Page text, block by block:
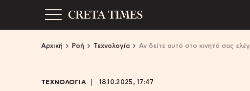
Αρχική Ροή Τεχνολογία Αν δείτε αυτό στο κινητό σας
ΤΕΧΝΟΛΟΓΙΑ 18.10.2025, 17:47